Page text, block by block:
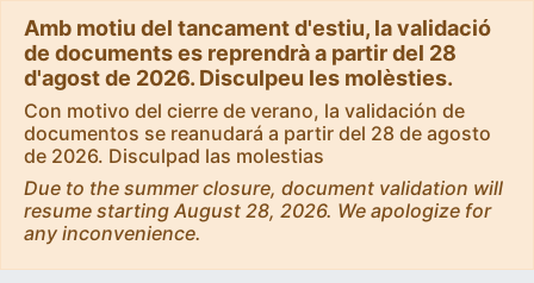
Amb motiu del tancament d'estiu, la validació
de documents es reprendrà a partir del 28
d'agost de 2026. Disculpeu les molèsties.
Con motivo del cierre de verano, la validación de
documentos se reanudará a partir del 28 de agosto
de 2026. Disculpad las molestias
Due to the summer closure, document validation will
resume starting August 28, 2026. We apologize for
any inconvenience.